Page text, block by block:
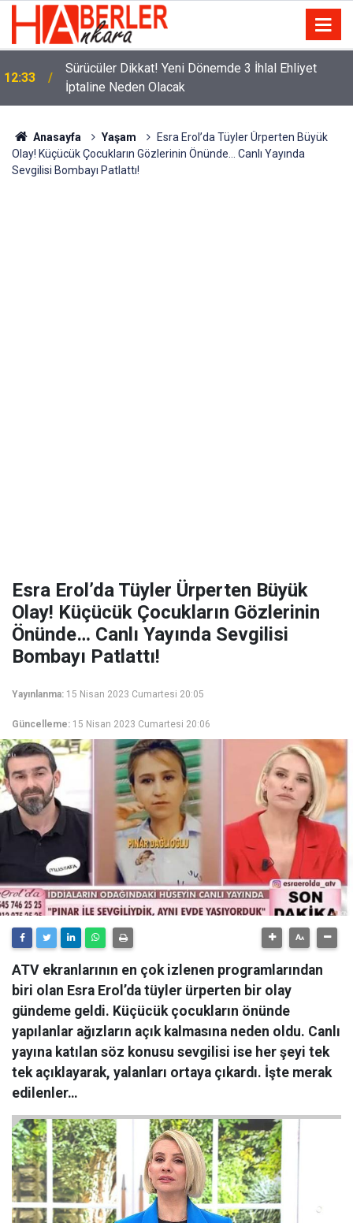
12:33
Sürücüler Dikkat! Yeni Dönemde 3 İhlal Ehliyet
İptaline Neden Olacak
Anasayfa Yaşam
Esra Erol’da Tüyler Ürperten Büyük
Olay! Küçücük Çocukların Gözlerinin Önünde… Canlı Yayında
Sevgilisi Bombayı Patlattı!
Esra Erol’da Tüyler Ürperten Büyük
Olay! Küçücük Çocukların Gözlerinin
Önünde… Canlı Yayında Sevgilisi
Bombayı Patlattı!
Yayınlanma: 15 Nisan 2023 Cumartesi 20:05
Güncelleme: 15 Nisan 2023 Cumartesi 20:06
ATV ekranlarının en çok izlenen programlarından
biri olan Esra Erol’da tüyler ürperten bir olay
gündeme geldi. Küçücük çocukların önünde
yapılanlar ağızların açık kalmasına neden oldu. Canlı
yayına katılan söz konusu sevgilisi ise her şeyi tek
tek açıklayarak, yalanları ortaya çıkardı. İşte merak
edilenler…